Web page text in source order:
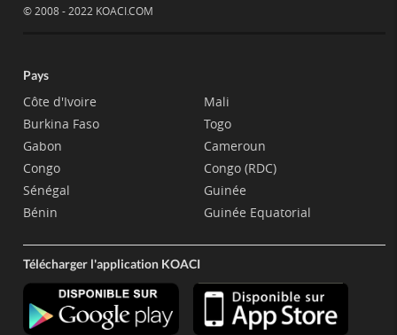
© 2008 - 2022 KOACI.COM
Pays
Côte d'Ivoire
Burkina Faso
Gabon
Congo
Sénégal
Bénin
Mali
Togo
Cameroun
Congo (RDC)
Guinée
Guinée Equatorial
Télécharger l'application KOACI